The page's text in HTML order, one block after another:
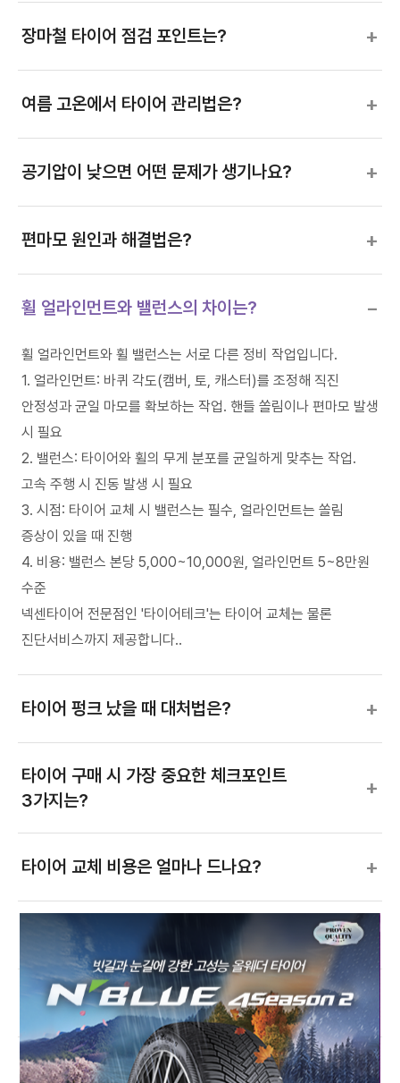
장마철 타이어 점검 포인트는? +
여름 고온에서 타이어 관리법은? +
공기압이 낮으면 어떤 문제가 생기나요? +
편마모 원인과 해결법은? +
휠 얼라인먼트와 밸런스의 차이는? −
휠 얼라인먼트와 휠 밸런스는 서로 다른 정비 작업입니다.
1. 얼라인먼트: 바퀴 각도(캠버, 토, 캐스터)를 조정해 직진
안정성과 균일 마모를 확보하는 작업. 핸들 쏠림이나 편마모 발생
시 필요
2. 밸런스: 타이어와 휠의 무게 분포를 균일하게 맞추는 작업.
고속 주행 시 진동 발생 시 필요
3. 시점: 타이어 교체 시 밸런스는 필수, 얼라인먼트는 쏠림
증상이 있을 때 진행
4. 비용: 밸런스 본당 5,000~10,000원, 얼라인먼트 5~8만원
수준
넥센타이어 전문점인 '타이어테크'는 타이어 교체는 물론
진단서비스까지 제공합니다..
타이어 펑크 났을 때 대처법은? +
타이어 구매 시 가장 중요한 체크포인트
3가지는?
+
타이어 교체 비용은 얼마나 드나요? +
고속도로 장거리 주행 시 타이어 관리는?
세단에 맞는 타이어 고르는 법은?
하이브리드(HEV) 차량에 맞는 타이어는? +